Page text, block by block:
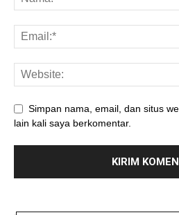
Simpan nama, email, dan situs
lain kali saya berkomentar.